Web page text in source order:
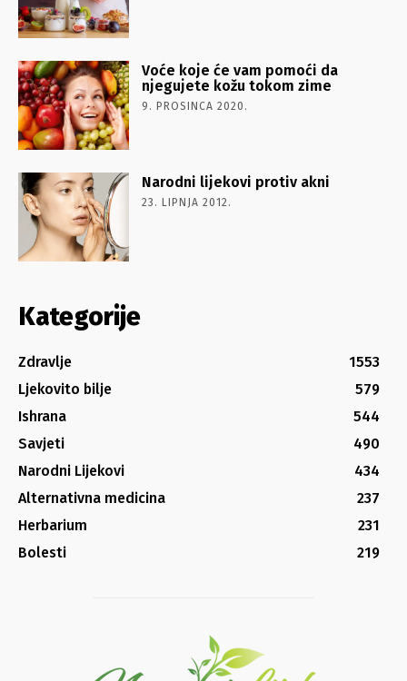
Voće koje će vam pomoći da
njegujete kožu tokom zime
9. PROSINCA 2020.
Narodni lijekovi protiv akni
23. LIPNJA 2012.
Kategorije
Zdravlje
1553
Ljekovito bilje
579
Ishrana
544
Savjeti
490
Narodni Lijekovi
434
Alternativna medicina
237
Herbarium
231
Bolesti
219